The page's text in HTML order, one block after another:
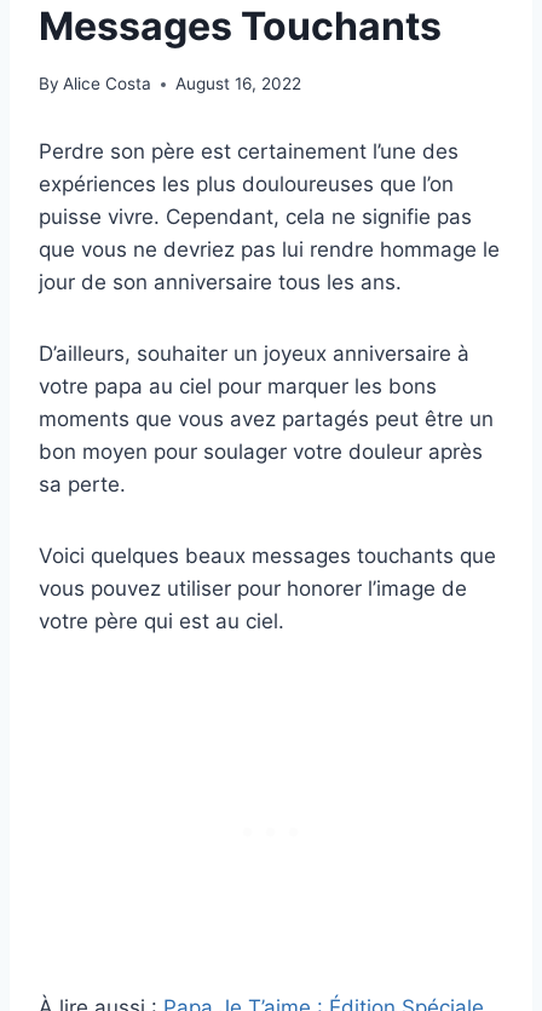
Messages Touchants
By Alice Costa August 16, 2022
Perdre son père est certainement l’une des
expériences les plus douloureuses que l’on
puisse vivre. Cependant, cela ne signifie pas
que vous ne devriez pas lui rendre hommage le
jour de son anniversaire tous les ans.
D’ailleurs, souhaiter un joyeux anniversaire à
votre papa au ciel pour marquer les bons
moments que vous avez partagés peut être un
bon moyen pour soulager votre douleur après
sa perte.
Voici quelques beaux messages touchants que
vous pouvez utiliser pour honorer l’image de
votre père qui est au ciel.